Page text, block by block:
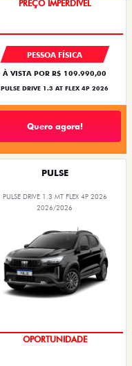
PREÇO IMPERDÍVEL
PESSOA FÍSICA
À VISTA POR R$ 109.990,00
PULSE DRIVE 1.3 AT FLEX 4P 2026
Quero agora!
PULSE
PULSE DRIVE 1.3 MT FLEX 4P 2026
2026/2026
OPORTUNIDADE